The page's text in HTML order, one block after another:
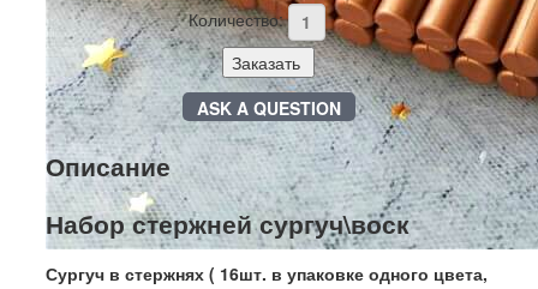
Количество:
Заказать
ASK A QUESTION
Описание
Набор стержней сургуч\воск
Сургуч в стержнях ( 16шт. в упаковке одного цвета,